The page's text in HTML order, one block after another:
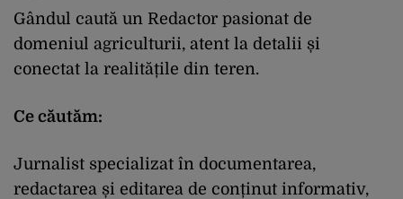
Gândul caută un Redactor pasionat de
domeniul agriculturii, atent la detalii și
conectat la realitățile din teren.
Ce căutăm:
Jurnalist specializat în documentarea,
redactarea și editarea de conținut informativ,